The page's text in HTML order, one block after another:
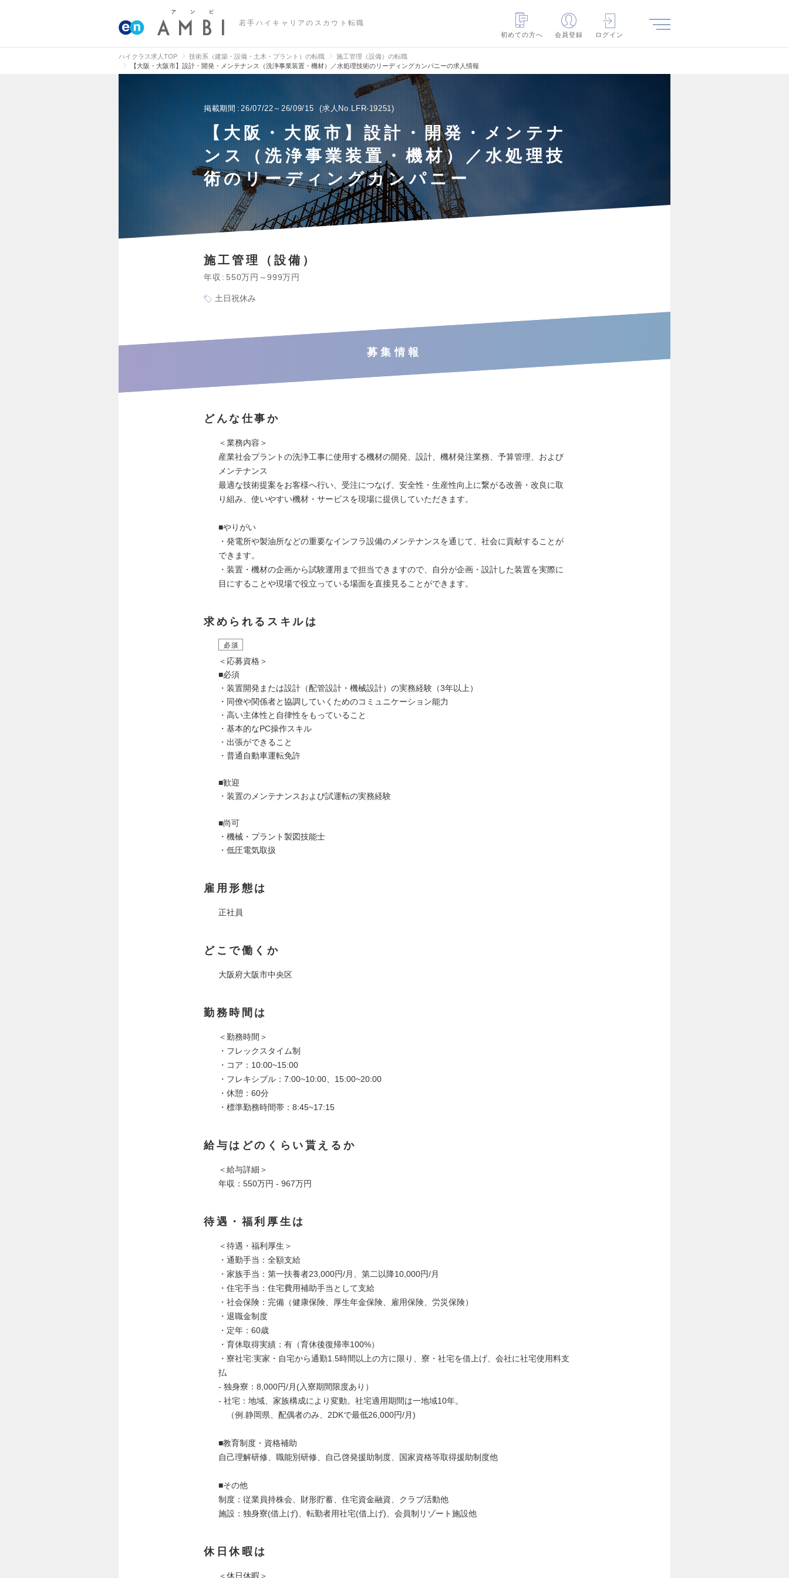
若手ハイキャリアのスカウト転職
初めての方へ
会員登録 ログイン
ハイクラス求人TOP 技術系（建築・設備・土木・プラント）の転職
施工管理（設備）の転職
【大阪・大阪市】設計・開発・メンテナンス（洗浄事業装置・機材）／水処理技術のリーディングカンパニーの求人情報
掲載期間 26/07/22～26/09/15 求人No.LFR-19251
【大阪・大阪市】設計・開発・メンテナ
ンス（洗浄事業装置・機材）／水処理技
術のリーディングカンパニー
施工管理（設備）
年収 550万円～999万円
土日祝休み
募集情報
どんな仕事か
＜業務内容＞
産業社会プラントの洗浄工事に使用する機材の開発、設計、機材発注業務、予算管理、および
メンテナンス
最適な技術提案をお客様へ行い、受注につなげ、安全性・生産性向上に繋がる改善・改良に取
り組み、使いやすい機材・サービスを現場に提供していただきます。
■やりがい
・発電所や製油所などの重要なインフラ設備のメンテナンスを通じて、社会に貢献することが
できます。
・装置・機材の企画から試験運用まで担当できますので、自分が企画・設計した装置を実際に
目にすることや現場で役立っている場面を直接見ることができます。
求められるスキルは
必須
＜応募資格＞
■必須
・装置開発または設計（配管設計・機械設計）の実務経験（3年以上）
・同僚や関係者と協調していくためのコミュニケーション能力
・高い主体性と自律性をもっていること
・基本的なPC操作スキル
・出張ができること
・普通自動車運転免許
■歓迎
・装置のメンテナンスおよび試運転の実務経験
■尚可
・機械・プラント製図技能士
・低圧電気取扱
雇用形態は
正社員
どこで働くか
大阪府大阪市中央区
勤務時間は
＜勤務時間＞
・フレックスタイム制
・コア：10:00~15:00
・フレキシブル：7:00~10:00、15:00~20:00
・休憩：60分
・標準勤務時間帯：8:45~17:15
給与はどのくらい貰えるか
＜給与詳細＞
年収：550万円 - 967万円
待遇・福利厚生は
＜待遇・福利厚生＞
・通勤手当：全額支給
・家族手当：第一扶養者23,000円/月、第二以降10,000円/月
・住宅手当：住宅費用補助手当として支給
・社会保険：完備（健康保険、厚生年金保険、雇用保険、労災保険）
・退職金制度
・定年：60歳
・育休取得実績：有（育休後復帰率100%）
・寮社宅:実家・自宅から通勤1.5時間以上の方に限り、寮・社宅を借上げ、会社に社宅使用料支
払
- 独身寮：8,000円/月(入寮期間限度あり）
- 社宅：地域、家族構成により変動。社宅適用期間は一地域10年。
（例.静岡県、配偶者のみ、2DKで最低26,000円/月)
■教育制度・資格補助
自己理解研修、職能別研修、自己啓発援助制度、国家資格等取得援助制度他
■その他
制度：従業員持株会、財形貯蓄、住宅資金融資、クラブ活動他
施設：独身寮(借上げ)、転勤者用社宅(借上げ)、会員制リゾート施設他
休日休暇は
＜休日休暇＞